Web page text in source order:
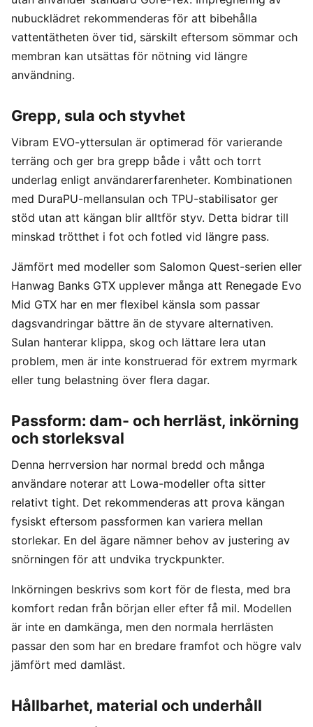
nubucklädret rekommenderas för att bibehålla
vattentätheten över tid, särskilt eftersom sömmar och
membran kan utsättas för nötning vid längre
användning.
Grepp, sula och styvhet
Vibram EVO-yttersulan är optimerad för varierande
terräng och ger bra grepp både i vått och torrt
underlag enligt användarerfarenheter. Kombinationen
med DuraPU-mellansulan och TPU-stabilisator ger
stöd utan att kängan blir alltför styv. Detta bidrar till
minskad trötthet i fot och fotled vid längre pass.
Jämfört med modeller som Salomon Quest-serien eller
Hanwag Banks GTX upplever många att Renegade Evo
Mid GTX har en mer flexibel känsla som passar
dagsvandringar bättre än de styvare alternativen.
Sulan hanterar klippa, skog och lättare lera utan
problem, men är inte konstruerad för extrem myrmark
eller tung belastning över flera dagar.
Passform: dam- och herrläst, inkörning
och storleksval
Denna herrversion har normal bredd och många
användare noterar att Lowa-modeller ofta sitter
relativt tight. Det rekommenderas att prova kängan
fysiskt eftersom passformen kan variera mellan
storlekar. En del ägare nämner behov av justering av
snörningen för att undvika tryckpunkter.
Inkörningen beskrivs som kort för de flesta, med bra
komfort redan från början eller efter få mil. Modellen
är inte en damkänga, men den normala herrlästen
passar den som har en bredare framfot och högre valv
jämfört med damläst.
Hållbarhet, material och underhåll